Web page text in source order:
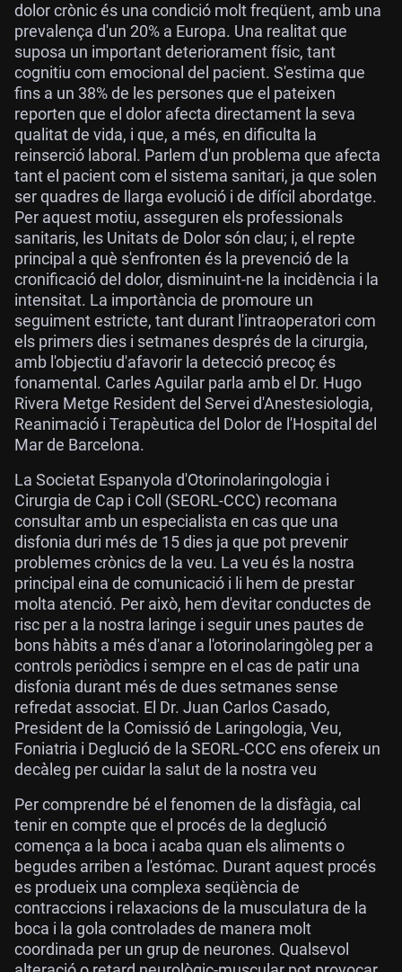
dolor crònic és una condició molt freqüent, amb una
prevalença d'un 20% a Europa. Una realitat que
suposa un important deteriorament físic, tant
cognitiu com emocional del pacient. S'estima que
fins a un 38% de les persones que el pateixen
reporten que el dolor afecta directament la seva
qualitat de vida, i que, a més, en dificulta la
reinserció laboral. Parlem d'un problema que afecta
tant el pacient com el sistema sanitari, ja que solen
ser quadres de llarga evolució i de difícil abordatge.
Per aquest motiu, asseguren els professionals
sanitaris, les Unitats de Dolor són clau; i, el repte
principal a què s'enfronten és la prevenció de la
cronificació del dolor, disminuint-ne la incidència i la
intensitat. La importància de promoure un
seguiment estricte, tant durant l'intraoperatori com
els primers dies i setmanes després de la cirurgia,
amb l'objectiu d'afavorir la detecció precoç és
fonamental. Carles Aguilar parla amb el Dr. Hugo
Rivera Metge Resident del Servei d'Anestesiologia,
Reanimació i Terapèutica del Dolor de l'Hospital del
Mar de Barcelona.
La Societat Espanyola d'Otorinolaringologia i
Cirurgia de Cap i Coll (SEORL-CCC) recomana
consultar amb un especialista en cas que una
disfonia duri més de 15 dies ja que pot prevenir
problemes crònics de la veu. La veu és la nostra
principal eina de comunicació i li hem de prestar
molta atenció. Per això, hem d'evitar conductes de
risc per a la nostra laringe i seguir unes pautes de
bons hàbits a més d'anar a l'otorinolaringòleg per a
controls periòdics i sempre en el cas de patir una
disfonia durant més de dues setmanes sense
refredat associat. El Dr. Juan Carlos Casado,
President de la Comissió de Laringologia, Veu,
Foniatria i Deglució de la SEORL-CCC ens ofereix un
decàleg per cuidar la salut de la nostra veu
Per comprendre bé el fenomen de la disfàgia, cal
tenir en compte que el procés de la deglució
comença a la boca i acaba quan els aliments o
begudes arriben a l'estómac. Durant aquest procés
es produeix una complexa seqüència de
contraccions i relaxacions de la musculatura de la
boca i la gola controlades de manera molt
coordinada per un grup de neurones. Qualsevol